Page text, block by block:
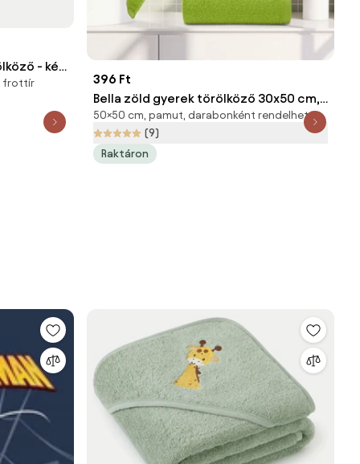
- kék
frottír
396 Ft
Bella zöld gyerek törölköző 30x50 cm,
100% pamut
50×50 cm, pamut, darabonként rendelhető
(9)
Raktáron